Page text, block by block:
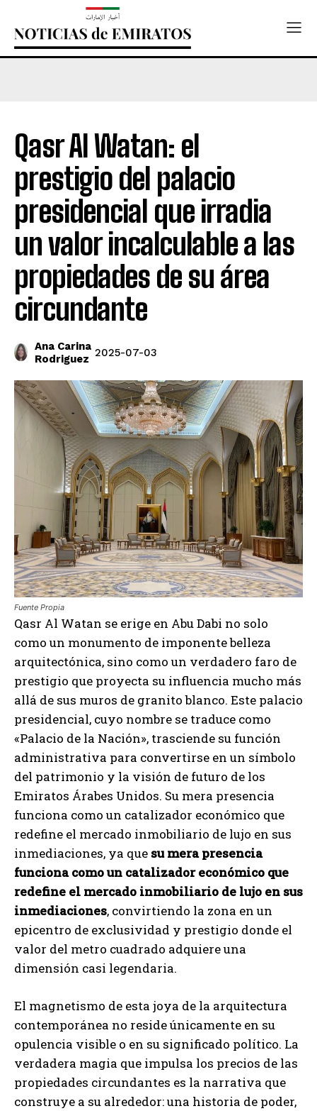
Qasr Al Watan: el
prestigio del palacio
presidencial que irradia
un valor incalculable a las
propiedades de su área
circundante
Ana Carina
Rodriguez 2025-07-03
Fuente Propia
Qasr Al Watan se erige en Abu Dabi no solo
como un monumento de imponente belleza
arquitectónica, sino como un verdadero faro de
prestigio que proyecta su influencia mucho más
allá de sus muros de granito blanco. Este palacio
presidencial, cuyo nombre se traduce como
«Palacio de la Nación», trasciende su función
administrativa para convertirse en un símbolo
del patrimonio y la visión de futuro de los
Emiratos Árabes Unidos. Su mera presencia
funciona como un catalizador económico que
redefine el mercado inmobiliario de lujo en sus
inmediaciones, ya que su mera presencia
funciona como un catalizador económico que
redefine el mercado inmobiliario de lujo en sus
inmediaciones, convirtiendo la zona en un
epicentro de exclusividad y prestigio donde el
valor del metro cuadrado adquiere una
dimensión casi legendaria.
El magnetismo de esta joya de la arquitectura
contemporánea no reside únicamente en su
opulencia visible o en su significado político. La
verdadera magia que impulsa los precios de las
propiedades circundantes es la narrativa que
construye a su alrededor: una historia de poder,